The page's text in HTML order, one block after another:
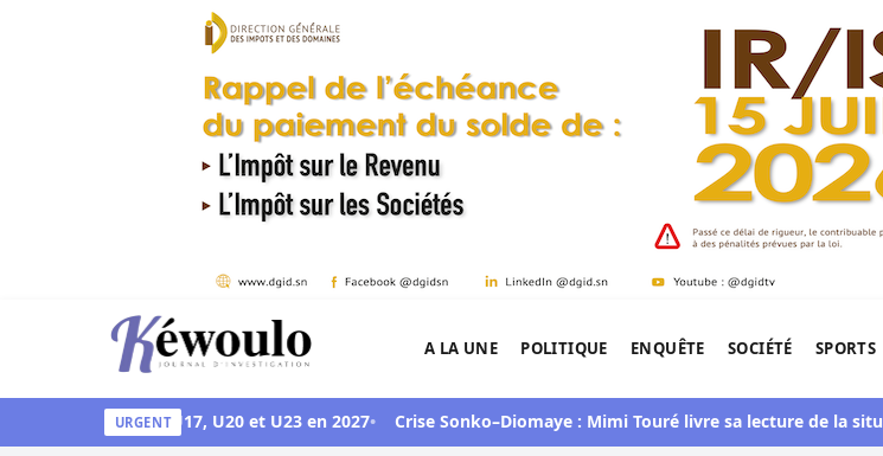
Aller au contenu
Kéwoulo, le premier site d'information et d'investigation de l'Afrique.
A LA UNE POLITIQUE ENQUÊTE SOCIÉTÉ SPORTS
URGENT
les CAN U17, U20 et U23 en 2027 Crise Sonko–Diomaye : Mimi Touré livre sa lecture de la situation